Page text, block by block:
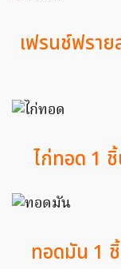
เฟรนช์ฟรา
ไก่ทอด 1
ทอดมัน 1